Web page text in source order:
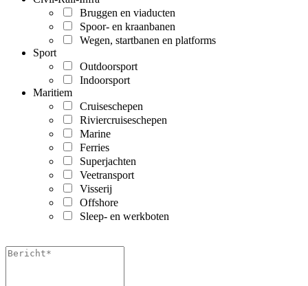
Bruggen en viaducten
Spoor- en kraanbanen
Wegen, startbanen en platforms
Sport
Outdoorsport
Indoorsport
Maritiem
Cruiseschepen
Riviercruiseschepen
Marine
Ferries
Superjachten
Veetransport
Visserij
Offshore
Sleep- en werkboten